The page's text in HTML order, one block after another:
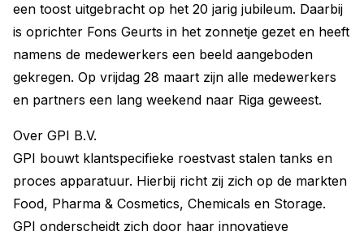
een toost uitgebracht op het 20 jarig jubileum. Daarbij
is oprichter Fons Geurts in het zonnetje gezet en heeft
namens de medewerkers een beeld aangeboden
gekregen. Op vrijdag 28 maart zijn alle medewerkers
en partners een lang weekend naar Riga geweest.
Over GPI B.V.
GPI bouwt klantspecifieke roestvast stalen tanks en
proces apparatuur. Hierbij richt zij zich op de markten
Food, Pharma & Cosmetics, Chemicals en Storage.
GPI onderscheidt zich door haar innovatieve